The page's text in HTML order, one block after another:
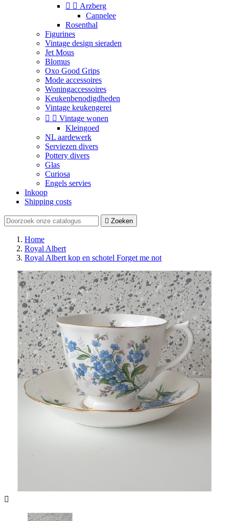
  Arzberg
Cannelee
Rosenthal
Figurines
Vintage design sieraden
Jet Mous
Blomus
Oxo Good Grips
Mode accessoires
Woningaccessoires
Keukenbenodigdheden
Vintage keukengerei
  Vintage wonen
Kleingoed
NL aardewerk
Serviezen divers
Pottery divers
Glas
Curiosa
Engels servies
Inkoop
Shipping costs
 Zoeken
Home
Royal Albert
Royal Albert kop en schotel Forget me not
